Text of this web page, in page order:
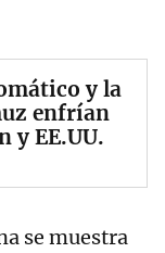
y la
enfrían
y EE.UU.
se muestra